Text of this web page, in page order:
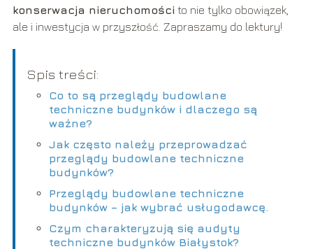
konserwacja nieruchomości to nie tylko obowiązek,
ale i inwestycja w przyszłość. Zapraszamy do lektury!
Spis treści:
Co to są przeglądy budowlane
techniczne budynków i dlaczego są
ważne?
Jak często należy przeprowadzać
przeglądy budowlane techniczne
budynków?
Przeglądy budowlane techniczne
budynków – jak wybrać usługodawcę.
Czym charakteryzują się audyty
techniczne budynków Białystok?